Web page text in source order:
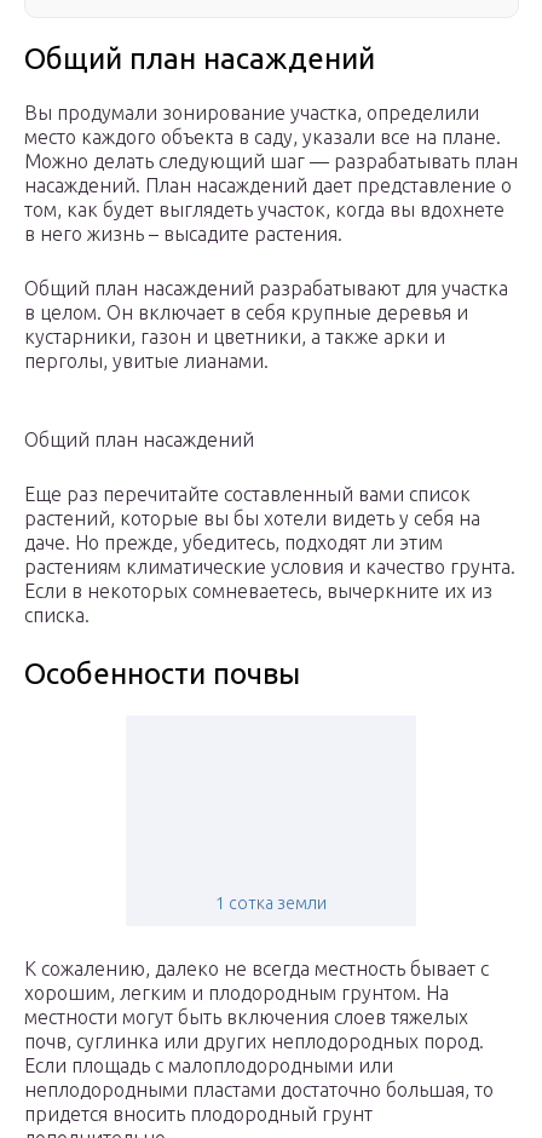
Общий план насаждений
Вы продумали зонирование участка, определили
место каждого объекта в саду, указали все на плане.
Можно делать следующий шаг — разрабатывать план
насаждений. План насаждений дает представление о
том, как будет выглядеть участок, когда вы вдохнете
в него жизнь – высадите растения.
Общий план насаждений разрабатывают для участка
в целом. Он включает в себя крупные деревья и
кустарники, газон и цветники, а также арки и
перголы, увитые лианами.
Общий план насаждений
Еще раз перечитайте составленный вами список
растений, которые вы бы хотели видеть у себя на
даче. Но прежде, убедитесь, подходят ли этим
растениям климатические условия и качество грунта.
Если в некоторых сомневаетесь, вычеркните их из
списка.
Особенности почвы
1 сотка земли
К сожалению, далеко не всегда местность бывает с
хорошим, легким и плодородным грунтом. На
местности могут быть включения слоев тяжелых
почв, суглинка или других неплодородных пород.
Если площадь с малоплодородными или
неплодородными пластами достаточно большая, то
придется вносить плодородный грунт